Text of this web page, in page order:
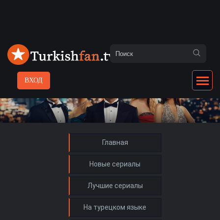
ВХОД
Главная
Новые сериалы
Лучшие сериалы
На турецком языке